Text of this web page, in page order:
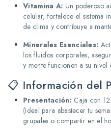
Vitamina A: Un poderoso
celular, fortalece el sistema
de clima y contribuye a
Minerales Esenciales:
los fluidos corporales,
y mente funcionen a su nivel
📋 Información del
Presentación: Caja con
(Ideal para abastecer tu
grupales o compartir en el